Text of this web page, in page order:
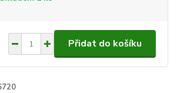
Přidat do košíku